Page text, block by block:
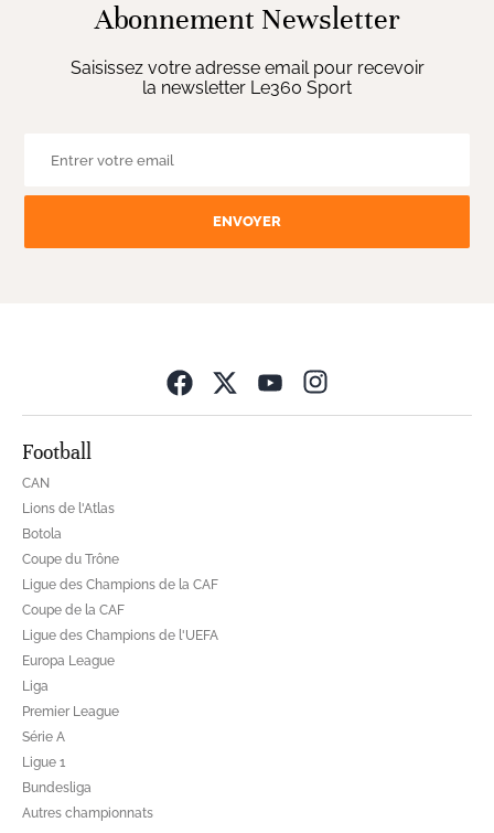
Abonnement Newsletter
Saisissez votre adresse email pour recevoir
la newsletter Le360 Sport
ENVOYER
Football
CAN
Lions de l'Atlas
Botola
Coupe du Trône
Ligue des Champions de la CAF
Coupe de la CAF
Ligue des Champions de l'UEFA
Europa League
Liga
Premier League
Série A
Ligue 1
Bundesliga
Autres championnats